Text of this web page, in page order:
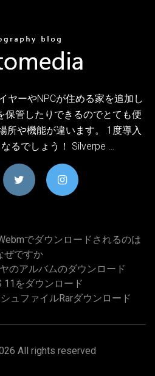
ヤーやNPCが住める家を追加し
保管したりできるのでとても便
所や機能が違います。 1度導入
るでしょう！ Silverpe …
でダウンロードされるのは
ぜですか
のアルバムのダウンロード
11をダウンロード
ュファイルrarダウンロード
All rights reserved